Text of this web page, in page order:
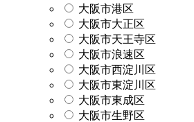
大阪市港区
大阪市大正区
大阪市天王寺区
大阪市浪速区
大阪市西淀川区
大阪市東淀川区
大阪市東成区
大阪市生野区